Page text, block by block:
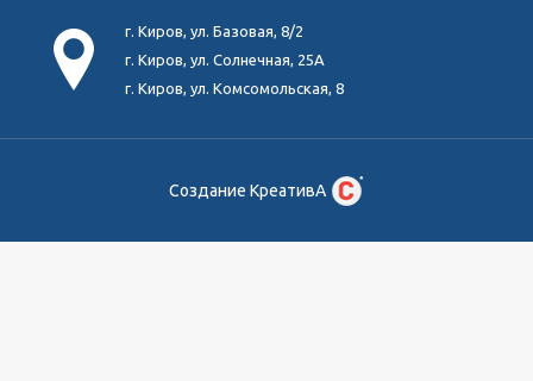
г. Киров, ул. Базовая, 8/2
г. Киров, ул. Солнечная, 25А
г. Киров, ул. Комсомольская, 8
Создание КреативА